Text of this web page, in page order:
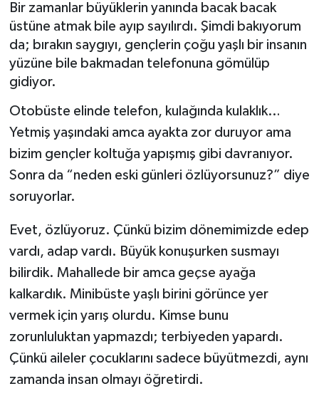
Bir zamanlar büyüklerin yanında bacak bacak
üstüne atmak bile ayıp sayılırdı. Şimdi bakıyorum
da; bırakın saygıyı, gençlerin çoğu yaşlı bir insanın
yüzüne bile bakmadan telefonuna gömülüp
gidiyor.
Otobüste elinde telefon, kulağında kulaklık…
Yetmiş yaşındaki amca ayakta zor duruyor ama
bizim gençler koltuğa yapışmış gibi davranıyor.
Sonra da “neden eski günleri özlüyorsunuz?” diye
soruyorlar.
Evet, özlüyoruz. Çünkü bizim dönemimizde edep
vardı, adap vardı. Büyük konuşurken susmayı
bilirdik. Mahallede bir amca geçse ayağa
kalkardık. Minibüste yaşlı birini görünce yer
vermek için yarış olurdu. Kimse bunu
zorunluluktan yapmazdı; terbiyeden yapardı.
Çünkü aileler çocuklarını sadece büyütmezdi, aynı
zamanda insan olmayı öğretirdi.
Magazin
Müzik
Piyasa
Resmi İlanlar
Sağlık
Sinemalar
Siyaset
Spor
Türkiye
Video Haber